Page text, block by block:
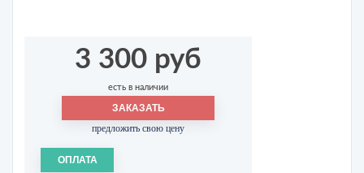
3 300 руб
есть в наличии
ЗАКАЗАТЬ
предложить свою цену
ОПЛАТА